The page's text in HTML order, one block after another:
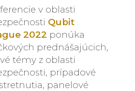
v oblasti
Qubit
2022 ponúka
prednášajúcich,
témy z oblasti
prípadové
panelové